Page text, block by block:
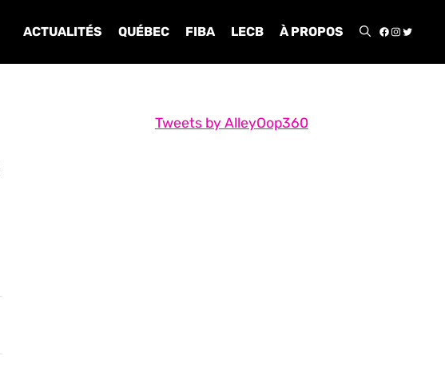
ACTUALITÉS QUÉBEC FIBA LECB À PROPOS
Tweets by AlleyOop360